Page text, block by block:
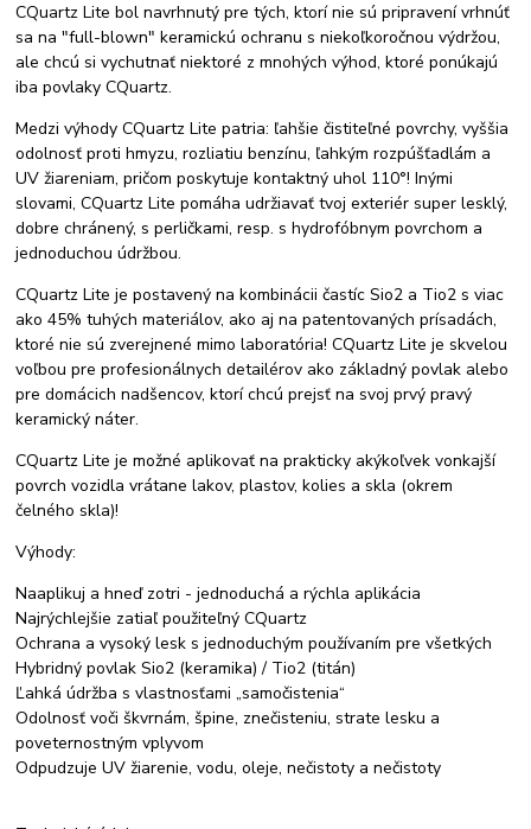
CQuartz Lite bol navrhnutý pre tých, ktorí nie sú pripravení vrhnúť
sa na "full-blown" keramickú ochranu s niekoľkoročnou výdržou,
ale chcú si vychutnať niektoré z mnohých výhod, ktoré ponúkajú
iba povlaky CQuartz.
Medzi výhody CQuartz Lite patria: ľahšie čistiteľné povrchy, vyššia
odolnosť proti hmyzu, rozliatiu benzínu, ľahkým rozpúšťadlám a
UV žiareniam, pričom poskytuje kontaktný uhol 110°! Inými
slovami, CQuartz Lite pomáha udržiavať tvoj exteriér super lesklý,
dobre chránený, s perličkami, resp. s hydrofóbnym povrchom a
jednoduchou údržbou.
CQuartz Lite je postavený na kombinácii častíc Sio2 a Tio2 s viac
ako 45% tuhých materiálov, ako aj na patentovaných prísadách,
ktoré nie sú zverejnené mimo laboratória! CQuartz Lite je skvelou
voľbou pre profesionálnych detailérov ako základný povlak alebo
pre domácich nadšencov, ktorí chcú prejsť na svoj prvý pravý
keramický náter.
CQuartz Lite je možné aplikovať na prakticky akýkoľvek vonkajší
povrch vozidla vrátane lakov, plastov, kolies a skla (okrem
čelného skla)!
Výhody:
Naaplikuj a hneď zotri - jednoduchá a rýchla aplikácia
Najrýchlejšie zatiaľ použiteľný CQuartz
Ochrana a vysoký lesk s jednoduchým používaním pre všetkých
Hybridný povlak Sio2 (keramika) / Tio2 (titán)
Ľahká údržba s vlastnosťami „samočistenia“
Odolnosť voči škvrnám, špine, znečisteniu, strate lesku a
poveternostným vplyvom
Odpudzuje UV žiarenie, vodu, oleje, nečistoty a nečistoty